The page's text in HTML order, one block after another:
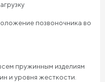
позвоночника во
пружинным изделиям
и уровня жесткости.